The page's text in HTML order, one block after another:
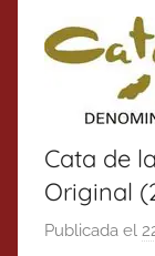
Cata de
Original
Publicada el